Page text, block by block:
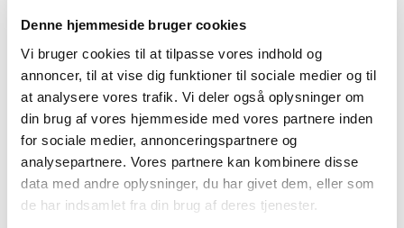
Denne hjemmeside bruger cookies
Vi bruger cookies til at tilpasse vores indhold og
annoncer, til at vise dig funktioner til sociale medier og til
at analysere vores trafik. Vi deler også oplysninger om
din brug af vores hjemmeside med vores partnere inden
for sociale medier, annonceringspartnere og
analysepartnere. Vores partnere kan kombinere disse
data med andre oplysninger, du har givet dem, eller som
de har indsamlet fra din brug af deres tjenester.
By Permin Scarlet - Sart